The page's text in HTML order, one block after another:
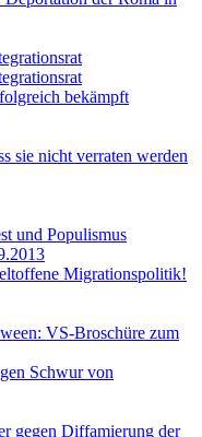
bekämpft
sie nicht verraten werden
und Populismus
Migrationspolitik!
VS-Broschüre zum
Schwur von
gegen Diffamierung der